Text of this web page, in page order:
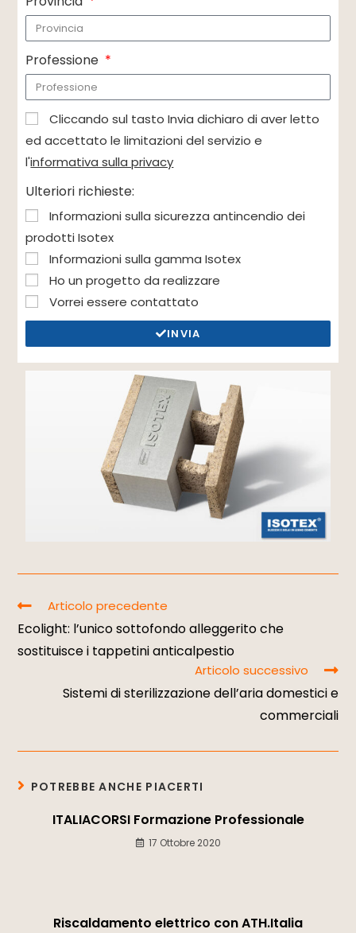
Professione
Cliccando sul tasto Invia dichiaro di aver letto
ed accettato le limitazioni del servizio e
l'informativa sulla privacy
Ulteriori richieste:
Informazioni sulla sicurezza antincendio dei
prodotti Isotex
Informazioni sulla gamma Isotex
Ho un progetto da realizzare
Vorrei essere contattato
INVIA
Articolo precedente
Ecolight: l’unico sottofondo alleggerito che
sostituisce i tappetini anticalpestio
Articolo successivo
Sistemi di sterilizzazione dell’aria domestici e
commerciali
POTREBBE ANCHE PIACERTI
ITALIACORSI Formazione Professionale
17 Ottobre 2020
Riscaldamento elettrico con ATH.Italia